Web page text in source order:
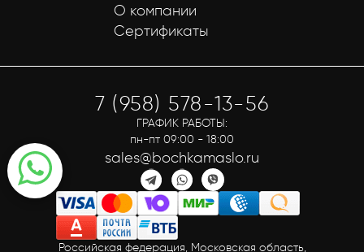
О компании
Сертификаты
Российская федерация, Московская область,
7 (958) 578-13-56
ГРАФИК РАБОТЫ:
пн-пт 09:00 - 18:00
sales@bochkamaslo.ru